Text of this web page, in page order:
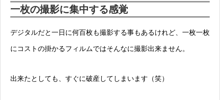
一枚の撮影に集中する感覚
デジタルだと一日に何百枚も撮影する事もあるけれど、一枚一枚
にコストの掛かるフィルムではそんなに撮影出来ません。
出来たとしても、すぐに破産してしまいます（笑）